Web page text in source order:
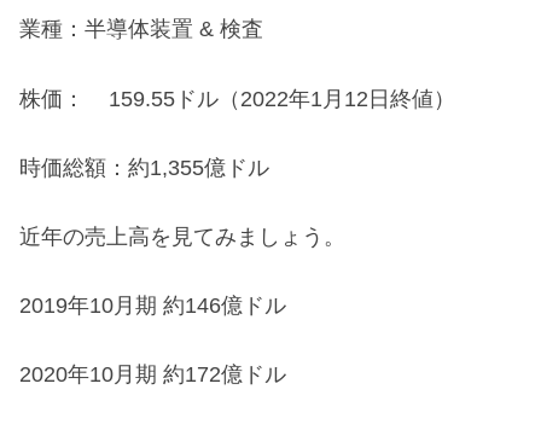
業種：半導体装置 & 検査
株価： 159.55ドル（2022年1月12日終値）
時価総額：約1,355億ドル
近年の売上高を見てみましょう。
2019年10月期 約146億ドル
2020年10月期 約172億ドル